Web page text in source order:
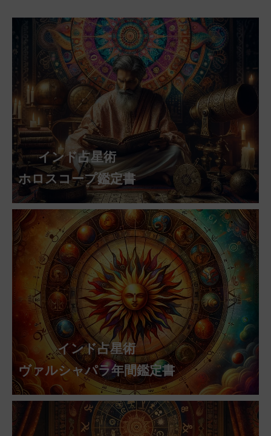
インド占星術
ホロスコープ鑑定書
インド占星術
ヴァルシャパラ年間鑑定書